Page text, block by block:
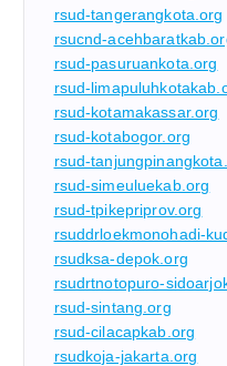
rsud-tangerangkota.org
rsucnd-
rsud-pasuruankota.org
rsud-
rsud-kotamakassar.org
rsud-kotabogor.org
rsud-
rsud-simeuluekab.org
rsud-tpikepriprov.org
rsuddrloekmonohadi-
rsudksa-depok.org
rsudrtnotopuro-
rsud-sintang.org
rsud-cilacapkab.org
rsudkoja-jakarta.org